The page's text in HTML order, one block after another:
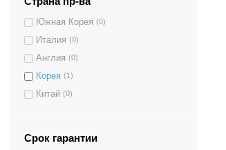
Южная Корея (0)
Италия (0)
Англия (0)
Корея (1)
Китай (0)
Срок гарантии